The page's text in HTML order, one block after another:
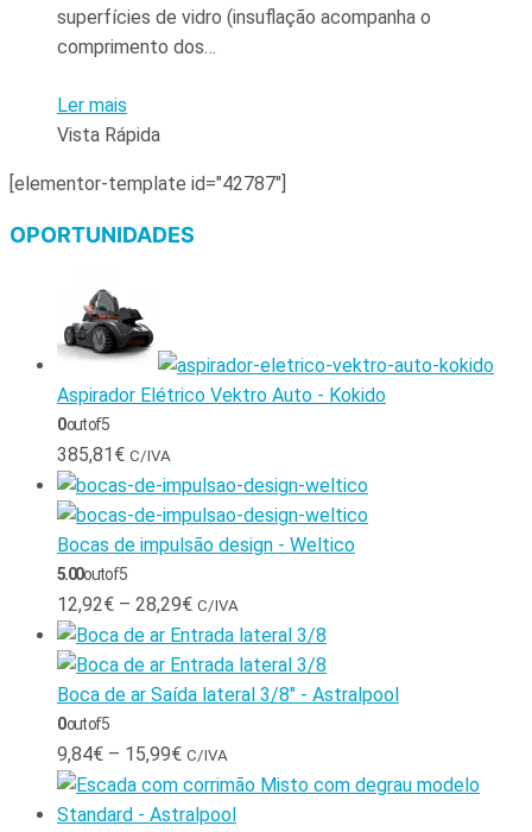
superfícies de vidro (insuflação acompanha o
comprimento dos…
Ler mais
Vista Rápida
[elementor-template id="42787"]
OPORTUNIDADES
Aspirador Elétrico Vektro Auto - Kokido
0out of 5
385,81 € C/IVA
Bocas de impulsão design - Weltico
5.00out of 5
12,92€ – 28,29€ C/IVA
Boca de ar Saída lateral 3/8" - Astralpool
0out of 5
9,84€ – 15,99€ C/IVA